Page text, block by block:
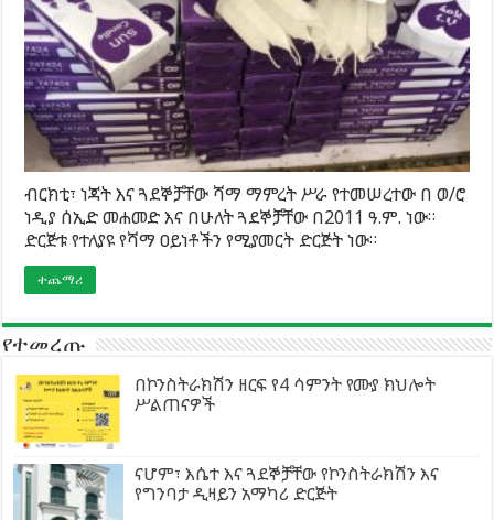
ብርክቲ፣ ነጃት እና ጓደኞቻቸው ሻማ ማምረት ሥራ የተመሠረተው በ ወ/ሮ
ነዲያ ሰኢድ መሐመድ እና በሁለት ጓደኞቻቸው በ2011 ዓ.ም. ነው።
ድርጅቱ የተለያዩ የሻማ ዐይነቶችን የሚያመርት ድርጅት ነው።
ተጨማሪ
የተመረጡ
በኮንስትራክሽን ዘርፍ የ4 ሳምንት የሙያ ክህሎት
ሥልጠናዎች
ናሆም፣ እሴተ እና ጓደኞቻቸው የኮንስትራክሽን እና
የግንባታ ዲዛይን አማካሪ ድርጅት